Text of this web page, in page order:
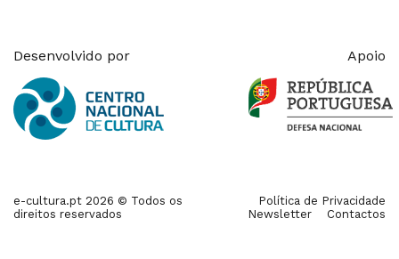
Desenvolvido por Apoio
e-cultura.pt 2026 © Todos os
direitos reservados
Política de Privacidade
Newsletter
Contactos